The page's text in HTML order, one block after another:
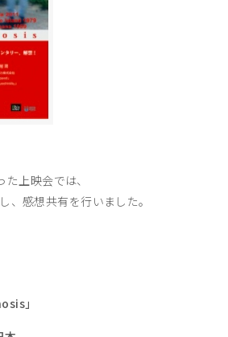
た上映会では、
、感想共有を行いました。
」